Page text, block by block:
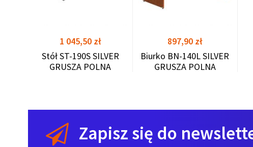
Cena
1 045,50 zł
Stół ST-190S SILVER
GRUSZA POLNA
Cena
897,90 zł
Biurko BN-140L SILVER
GRUSZA POLNA
Zapisz się do